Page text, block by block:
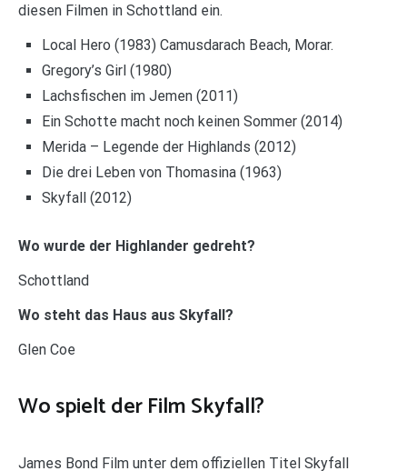
diesen Filmen in Schottland ein.
Local Hero (1983) Camusdarach Beach, Morar.
Gregory’s Girl (1980)
Lachsfischen im Jemen (2011)
Ein Schotte macht noch keinen Sommer (2014)
Merida – Legende der Highlands (2012)
Die drei Leben von Thomasina (1963)
Skyfall (2012)
Wo wurde der Highlander gedreht?
Schottland
Wo steht das Haus aus Skyfall?
Glen Coe
Wo spielt der Film Skyfall?
James Bond Film unter dem offiziellen Titel Skyfall